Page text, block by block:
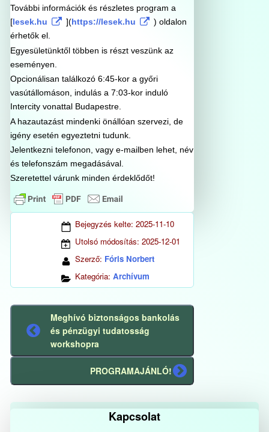
További információk és részletes program a
[lesek.hu ](https://lesek.hu
) oldalon
érhetők el.
Egyesületünktől többen is részt veszünk az
eseményen.
Opcionálisan találkozó 6:45-kor a győri
vasútállomáson, indulás a 7:03-kor induló
Intercity vonattal Budapestre.
A hazautazást mindenki önállóan szervezi, de
igény esetén egyeztetni tudunk.
Jelentkezni telefonon, vagy e-mailben lehet, név
és telefonszám megadásával.
Szeretettel várunk minden érdeklődőt!
Bejegyzés kelte: 2025-11-10
Utolsó módosítás: 2025-12-01
Szerző: Fóris Norbert
Kategória: Archívum
Előző
bejegyzés
Meghívó biztonságos bankolás
és pénzügyi tudatosság
workshopra
Következő
PROGRAMAJÁNLÓ!
Kapcsolat